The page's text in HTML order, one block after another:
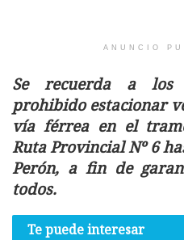
ANUNCIO
Se recuerda a los
prohibido estacionar
vía férrea en el
Ruta Provincial Nº 6
Perón, a fin de
todos.
Te puede interesar